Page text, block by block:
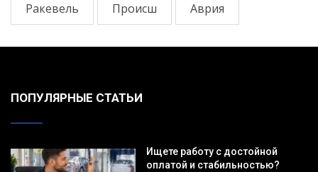
Ракевель Происш Аврия
ПОПУЛЯРНЫЕ СТАТЬИ
Ищете работу с достойной
оплатой и стабильностью?